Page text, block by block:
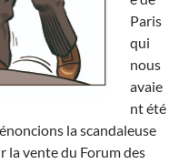
Paris
qui
nous
avaie
nt été
la scandaleuse
la vente du Forum des